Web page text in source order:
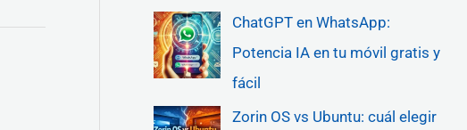
ChatGPT en WhatsApp:
Potencia IA en tu móvil gratis y
fácil
Zorin OS vs Ubuntu: cuál elegir